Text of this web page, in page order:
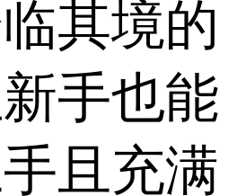
其境的
手也能
且充满